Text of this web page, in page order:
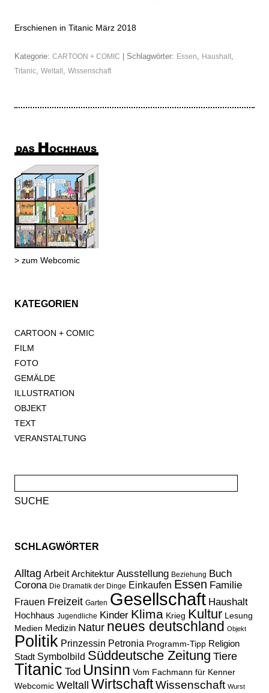
Erschienen in Titanic März 2018
Kategorie: CARTOON + COMIC | Schlagwörter: Essen, Haushalt,
Titanic, Weltall , Wissenschaft
> zum Webcomic
KATEGORIEN
CARTOON + COMIC
FILM
FOTO
GEMÄLDE
ILLUSTRATION
OBJEKT
TEXT
VERANSTALTUNG
nach:
SCHLAGWÖRTER
Alltag Arbeit Architektur Ausstellung Beziehung Buch
Corona Die Dramatik der Dinge Einkaufen Essen Familie
Frauen Freizeit Garten Gesellschaft Haushalt
Hochhaus Jugendliche Kinder Klima Krieg Kultur Lesung
Medien Medizin Natur neues deutschland Objekt
Politik Prinzessin Petronia Programm-Tipp Religion
Stadt Symbolbild Süddeutsche Zeitung Tiere
Titanic Tod Unsinn Vom Fachmann für Kenner
Webcomic Weltall WirtschaftWissenschaft Wurst